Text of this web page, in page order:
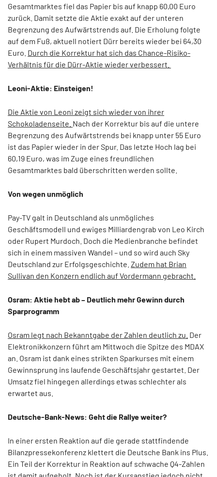
Gesamtmarktes fiel das Papier bis auf knapp 60,00 Euro
zurück. Damit setzte die Aktie exakt auf der unteren
Begrenzung des Aufwärtstrends auf. Die Erholung folgte
auf dem Fuß, aktuell notiert Dürr bereits wieder bei 64,30
Euro. Durch die Korrektur hat sich das Chance-Risiko-
Verhältnis für die Dürr-Aktie wieder verbessert.
Leoni-Aktie: Einsteigen!
Die Aktie von Leoni zeigt sich wieder von ihrer
Schokoladenseite. Nach der Korrektur bis auf die untere
Begrenzung des Aufwärtstrends bei knapp unter 55 Euro
ist das Papier wieder in der Spur. Das letzte Hoch lag bei
60,19 Euro, was im Zuge eines freundlichen
Gesamtmarktes bald überschritten werden sollte.
Von wegen unmöglich
Pay-TV galt in Deutschland als unmögliches
Geschäftsmodell und ewiges Milliardengrab von Leo Kirch
oder Rupert Murdoch. Doch die Medienbranche befindet
sich in einem massiven Wandel – und so wird auch Sky
Deutschland zur Erfolgsgeschichte. Zudem hat Brian
Sullivan den Konzern endlich auf Vordermann gebracht.
Osram: Aktie hebt ab – Deutlich mehr Gewinn durch
Sparprogramm
Osram legt nach Bekanntgabe der Zahlen deutlich zu. Der
Elektronikkonzern führt am Mittwoch die Spitze des MDAX
an. Osram ist dank eines strikten Sparkurses mit einem
Gewinnsprung ins laufende Geschäftsjahr gestartet. Der
Umsatz fiel hingegen allerdings etwas schlechter als
erwartet aus.
Deutsche-Bank-News: Geht die Rallye weiter?
In einer ersten Reaktion auf die gerade stattfindende
Bilanzpressekonferenz klettert die Deutsche Bank ins Plus.
Ein Teil der Korrektur in Reaktion auf schwache Q4-Zahlen